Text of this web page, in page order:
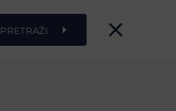
PRETRAŽI